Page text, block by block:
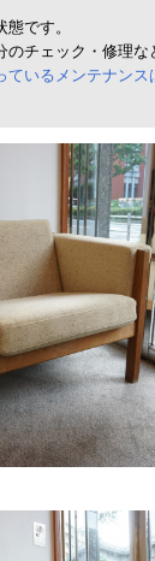
です。
のチェック・修理な
ているメンテナンス